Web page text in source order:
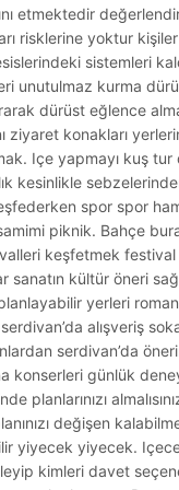
etmektedir
risklerine yoktur
sistemleri
unutulmaz kurma
dürüst eğlence alma.
ziyaret konakları
Içe yapmayı kuş tur
kesinlikle
spor spor
piknik. Bahçe
keşfetmek
kültür öneri
yerleri
alışveriş
serdivan’da
konserleri günlük
planlarınızı
değişen
yiyecek yiyecek.
kimleri davet